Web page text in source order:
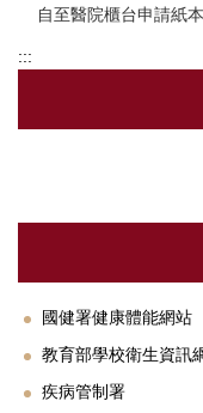
自至醫院櫃台申請紙
:::
國健署健康體能網站
教育部學校衛生資訊
疾病管制署